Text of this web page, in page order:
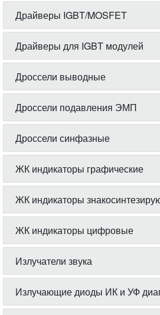
Драйверы IGBT/MOSFET
Драйверы для IGBT модулей
Дроссели выводные
Дроссели подавления ЭМП
Дроссели синфазные
ЖК индикаторы графические
ЖК индикаторы
ЖК индикаторы цифровые
Излучатели звука
Излучающие диоды ИК и УФ